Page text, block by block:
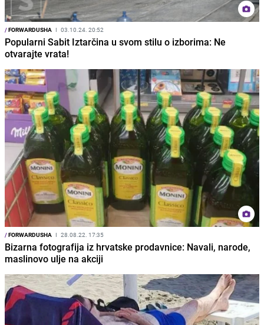
/FORWARDUSHA I 03.10.24. 20:52
Popularni Sabit Iztarčina u svom stilu o izborima: Ne
otvarajte vrata!
/FORWARDUSHA I 28.08.22. 17:35
Bizarna fotografija iz hrvatske prodavnice: Navali, narode,
maslinovo ulje na akciji